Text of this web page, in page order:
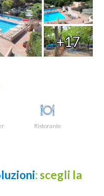
+17
Ristorante
: scegli la